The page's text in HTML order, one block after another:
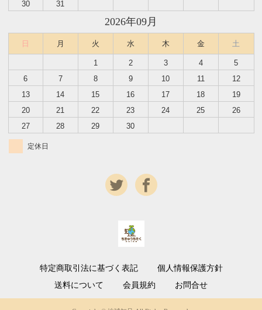
30
31
2026年09月
日 月 火 水 木 金 土
1 2 3 4
5
6
7 8 9 10 11
12
13
14 15 16 17 18
19
20
21 22 23 24 25
26
27
28 29 30
定休日
特定商取引法に基づく表記
個人情報保護方針
送料について
会員規約 お問合せ